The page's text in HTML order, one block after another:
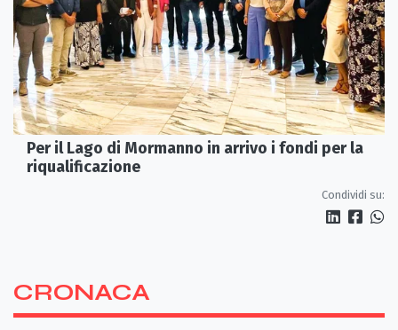
Per il Lago di Mormanno in arrivo i fondi per la
riqualificazione
Condividi su:
CRONACA